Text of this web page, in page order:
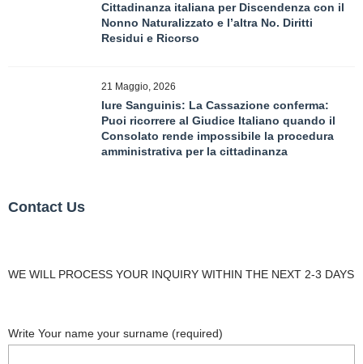
Cittadinanza italiana per Discendenza con il
Nonno Naturalizzato e l’altra No. Diritti
Residui e Ricorso
21 Maggio, 2026
Iure Sanguinis: La Cassazione conferma:
Puoi ricorrere al Giudice Italiano quando il
Consolato rende impossibile la procedura
amministrativa per la cittadinanza
Contact Us
WE WILL PROCESS YOUR INQUIRY WITHIN THE NEXT 2-3 DAYS
Write Your name your surname (required)